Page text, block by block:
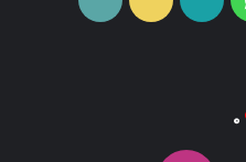
آپ